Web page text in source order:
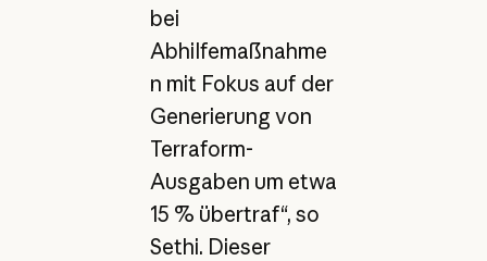
bei
Abhilfemaßnahme
n mit Fokus auf der
Generierung von
Terraform-
Ausgaben um etwa
15 % übertraf“, so
Sethi. Dieser